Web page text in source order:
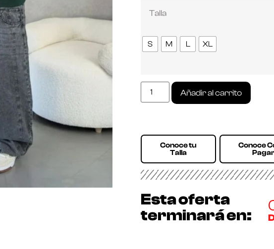
Talla
S M L XL
Añadir al carrito
Conoce tu
Talla
Conoce
Esta oferta
terminará en: